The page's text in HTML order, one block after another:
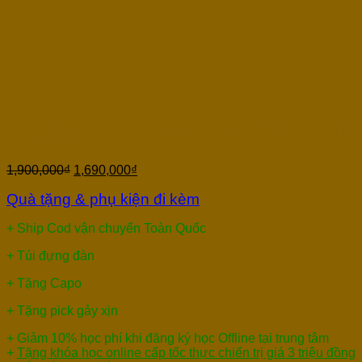
1,900,000₫ 1,690,000₫
Quà tặng & phụ kiện đi kèm
+ Ship Cod vận chuyển Toàn Quốc
+ Túi đựng đàn
+ Tặng Capo
+ Tặng pick gảy xịn
+ Giảm 10% học phí khi đăng ký học Offline tại trung tâm
+ Tặng khóa học online cấp tốc thực chiến trị giá 3 triệu đồng